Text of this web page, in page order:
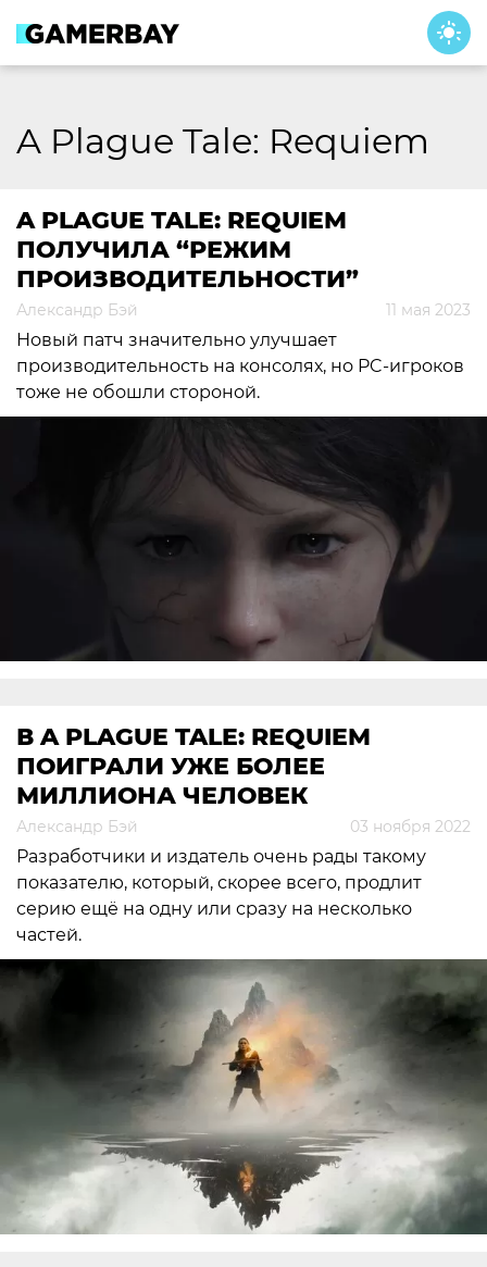
content
A Plague Tale: Requiem
A PLAGUE TALE: REQUIEM
ПОЛУЧИЛА “РЕЖИМ
ПРОИЗВОДИТЕЛЬНОСТИ”
Александр Бэй 11 мая 2023
Новый патч значительно улучшает
производительность на консолях, но PC-игроков
тоже не обошли стороной.
В A PLAGUE TALE: REQUIEM
ПОИГРАЛИ УЖЕ БОЛЕЕ
МИЛЛИОНА ЧЕЛОВЕК
Александр Бэй 03 ноября 2022
Разработчики и издатель очень рады такому
показателю, который, скорее всего, продлит
серию ещё на одну или сразу на несколько
частей.